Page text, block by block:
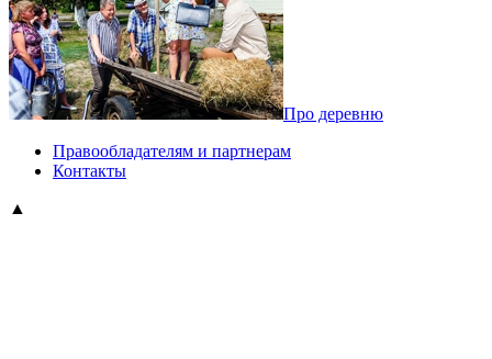
Про деревню
Правообладателям и партнерам
Контакты
▲